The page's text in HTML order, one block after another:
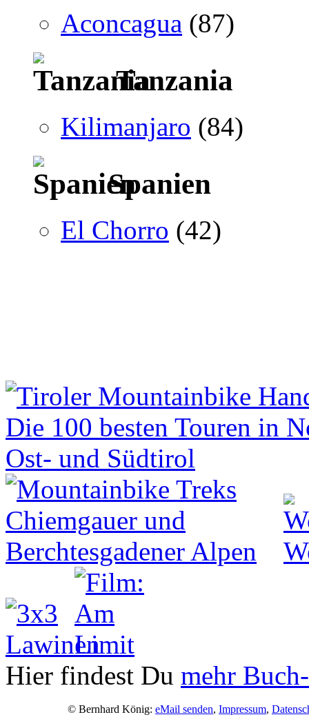
Aconcagua (87)
Tanzania
Kilimanjaro (84)
Spanien
El Chorro (42)
Hier findest Du mehr
© Bernhard König: eMail senden, Impressum,